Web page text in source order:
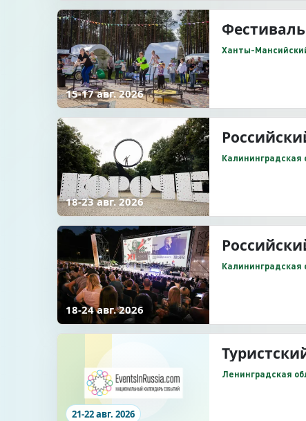
15-17 авг. 2026
Ханты-
18-23 авг. 2026
Калининградская
18-24 авг. 2026
Калининградская
21-22 авг. 2026
Ленинградская